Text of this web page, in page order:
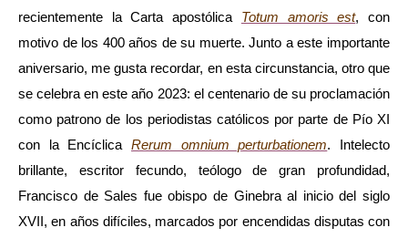
recientemente la Carta apostólica Totum amoris est, con
motivo de los 400 años de su muerte. Junto a este importante
aniversario, me gusta recordar, en esta circunstancia, otro que
se celebra en este año 2023: el centenario de su proclamación
como patrono de los periodistas católicos por parte de Pío XI
con la Encíclica Rerum omnium perturbationem. Intelecto
brillante, escritor fecundo, teólogo de gran profundidad,
Francisco de Sales fue obispo de Ginebra al inicio del siglo
XVII, en años difíciles, marcados por encendidas disputas con